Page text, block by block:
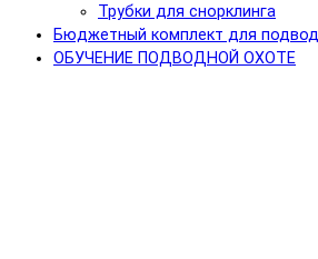
Трубки для снорклинга
Бюджетный комплект для
ОБУЧЕНИЕ ПОДВОДНОЙ ОХОТЕ